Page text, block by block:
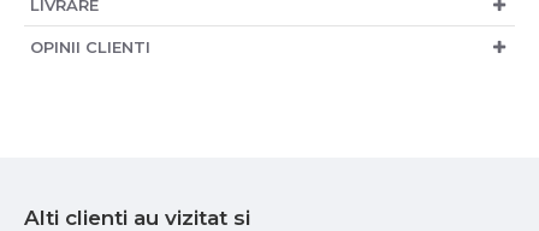
LIVRARE
OPINII CLIENTI
Alti clienti au vizitat si